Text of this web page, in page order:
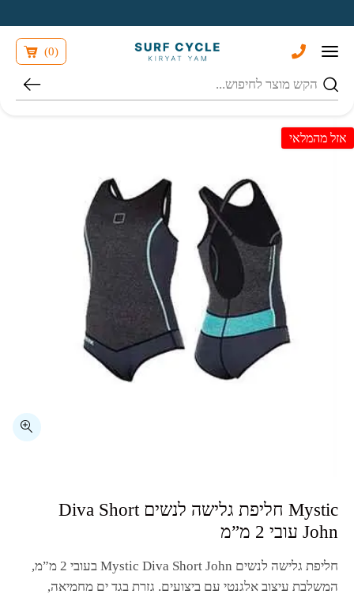
חיפוש
(
0
)
⁦Mystic⁩ חליפת גלישה לנשים ⁦Diva Short
John⁩ עובי 2 מ”מ
חליפת גלישה לנשים Mystic Diva Short John
בעובי 2 מ”מ,
המשלבת עיצוב אלגנטי עם ביצועים. גזרת בגד ים מחמיאה,
אזל מהמלאי